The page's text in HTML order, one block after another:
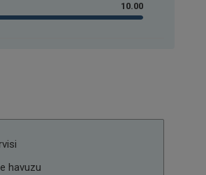
10.00
havuzu